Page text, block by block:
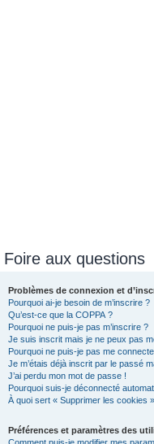
Foire aux questions
Problèmes de connexion et
Pourquoi ai-je besoin de m’inscrire ?
Qu’est-ce que la COPPA ?
Pourquoi ne puis-je pas m’inscrire ?
Je suis inscrit mais je ne peux pas
Pourquoi ne puis-je pas me
Je m’étais déjà inscrit par le passé
J’ai perdu mon mot de passe !
Pourquoi suis-je déconnecté
À quoi sert « Supprimer les cookies
Préférences et paramètres des